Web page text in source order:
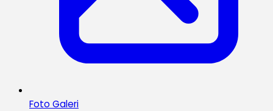
Foto Galeri